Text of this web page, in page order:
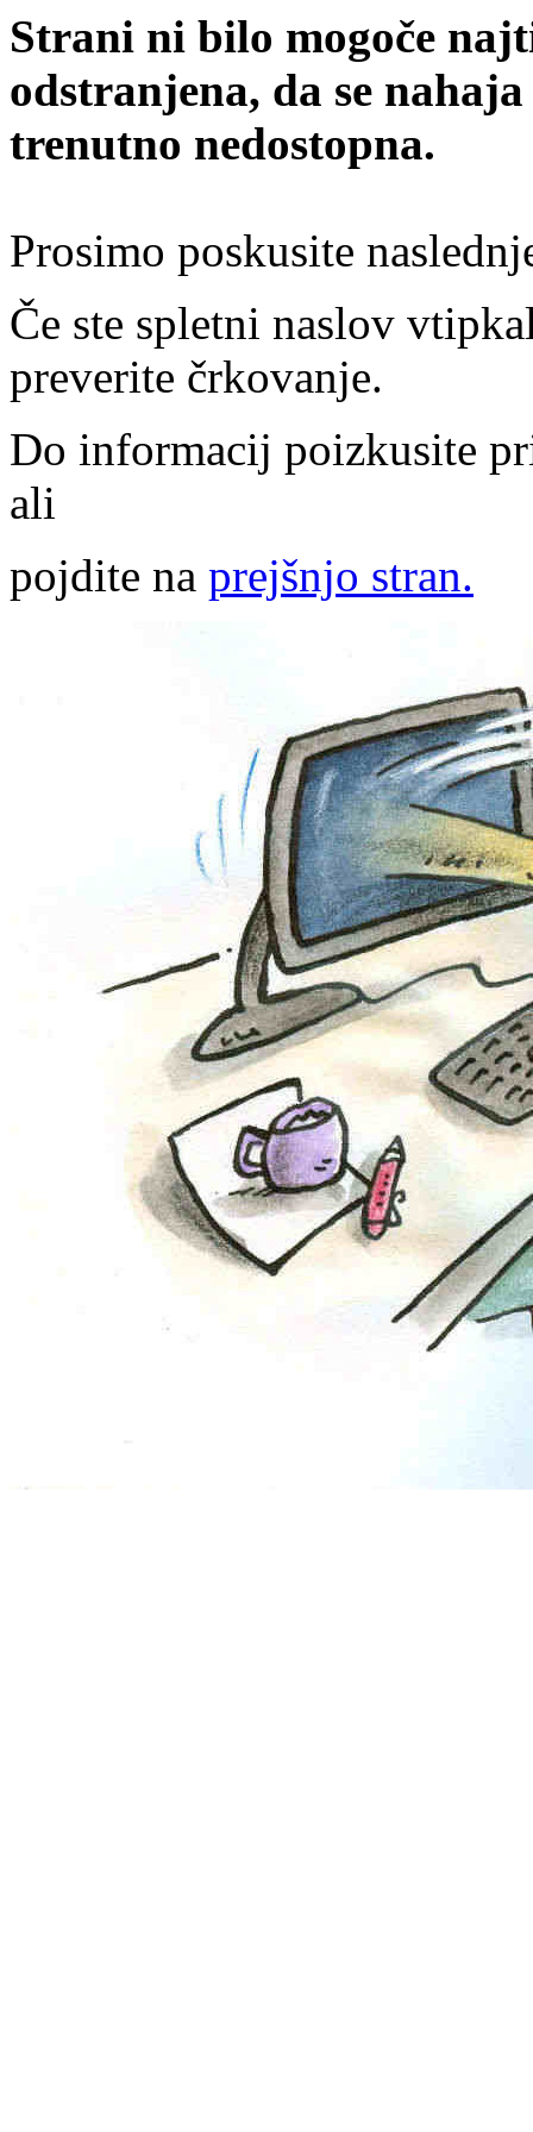
Strani ni bilo mogoče
odstranjena, da se
trenutno nedostopna.
Prosimo poskusite
Če ste spletni naslov
preverite črkovanje.
Do informacij poizkusite
ali
pojdite na prejšnjo stran.